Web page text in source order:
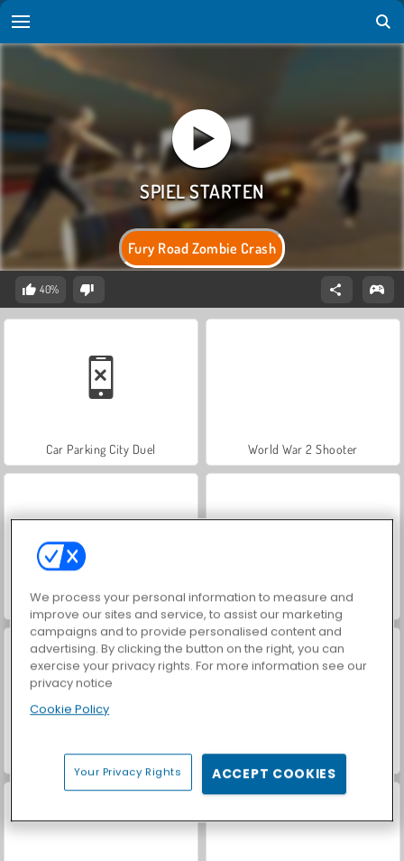
Fury Road Zombie Crash
40%
Car Parking City Duel World War 2 Shooter
VegaMix Da Vinci Puzzles Hidden Object: Street of Secrets
ASMR Makeover & Makeup Studio Farm Merge Valley
We process your personal information to measure and
improve our sites and service, to assist our marketing
campaigns and to provide personalised content and
advertising. By clicking the button on the right, you can
exercise your privacy rights. For more information see our
privacy notice
Cookie Policy
Your Privacy Rights ACCEPT COOKIES